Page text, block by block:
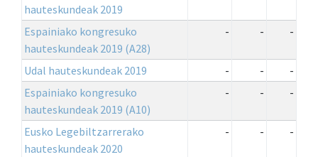
hauteskundeak 2019
Espainiako kongresuko
hauteskundeak 2019 (A28)
- - -
Udal hauteskundeak 2019 - -
-
Espainiako kongresuko
hauteskundeak 2019 (A10)
- - -
Eusko Legebiltzarrerako
hauteskundeak 2020
- - -